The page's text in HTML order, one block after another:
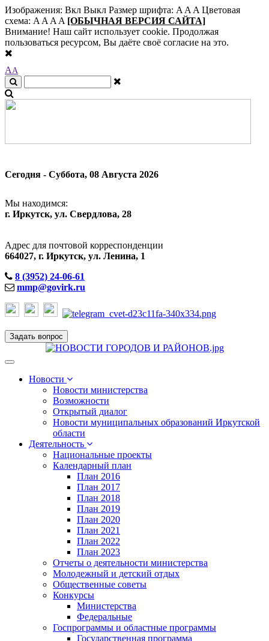
Изображения: Вкл Выкл Размер шрифта: A A A Цветовая
схема: A A A A [ОБЫЧНАЯ ВЕРСИЯ САЙТА]
Внимание! Наш сайт использует cookie. Продолжая
пользоваться ресурсом, Вы даёте своё согласие на это.
AA
Сегодня - Суббота, 08 Августа 2026
Мы находимся:
г. Иркутск, ул. Свердлова, 28
Адрес для почтовой корреспонденции
664027, г. Иркутск, ул. Ленина, 1
8 (3952) 24-06-61
mmp@govirk.ru
Задать вопрос
Toggle
navigationНовости
Новости министерства
Возможности
Открытый диалог
Новости муниципальных образований Иркутской
области
Деятельность
Национальные проекты
Календарный план
План 2016
План 2017
План 2018
План 2019
План 2020
План 2021
План 2022
План 2023
Отчеты о деятельности министерства
Молодежный и детский отдых
Общественные советы
Конкурсы
Министерства
Федеральные
Госпрограммы и областные программы
Государственная программа